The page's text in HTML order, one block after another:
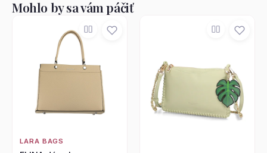
Mohlo by sa vám páčiť
LARA BAGS